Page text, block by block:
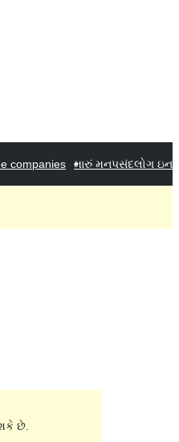
companies મારું મનપસંદલોગ ઇન
છે.